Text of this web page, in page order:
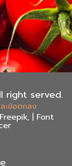
right served.
ละข้อตกลง
| Font